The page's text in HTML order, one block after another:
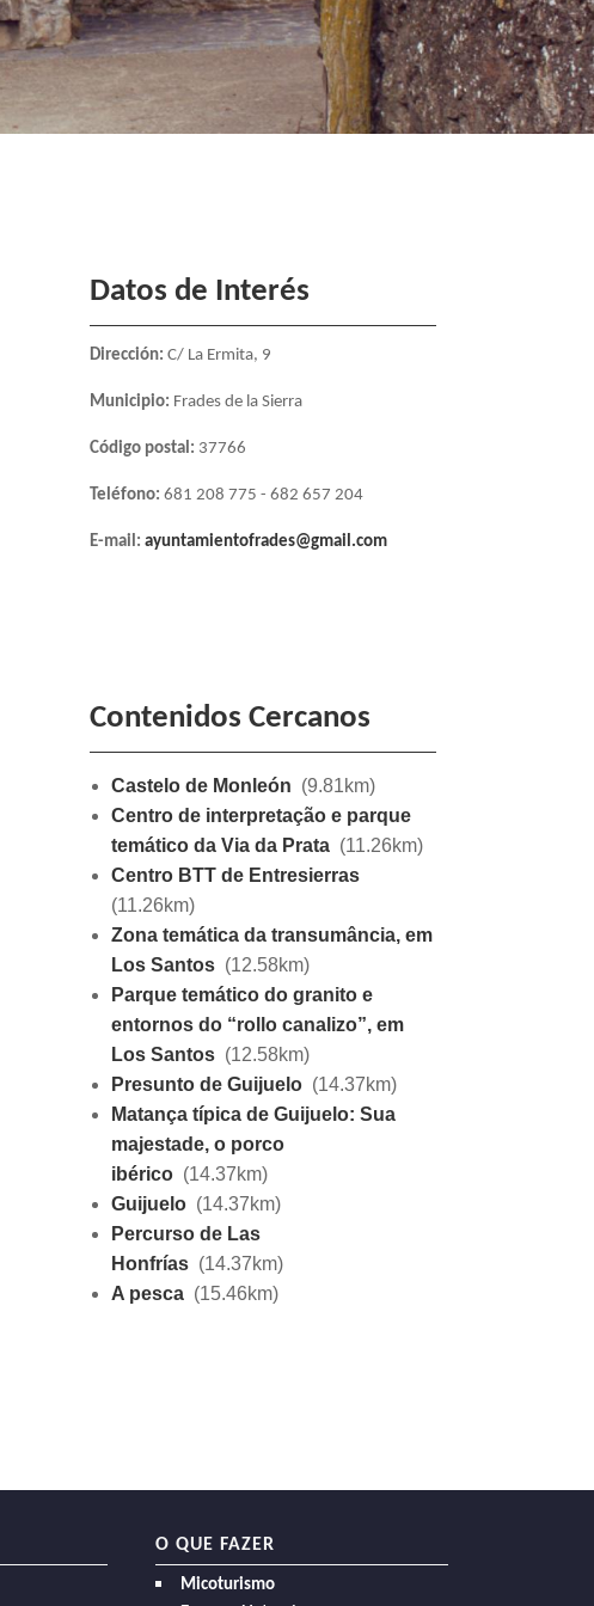
Datos de Interés
Dirección: C/ La Ermita, 9
Municipio: Frades de la Sierra
Código postal: 37766
Teléfono: 681 208 775 - 682 657 204
E-mail: ayuntamientofrades@gmail.com
Contenidos Cercanos
Castelo de Monleón (9.81km)
Centro de interpretação e parque
temático da Via da Prata (11.26km)
Centro BTT de Entresierras
(11.26km)
Zona temática da transumância, em
Los Santos (12.58km)
Parque temático do granito e
entornos do “rollo canalizo”, em
Los Santos (12.58km)
Presunto de Guijuelo (14.37km)
Matança típica de Guijuelo: Sua
majestade, o porco
ibérico (14.37km)
Guijuelo (14.37km)
Percurso de Las
Honfrías (14.37km)
A pesca (15.46km)
O QUE FAZER
Micoturismo